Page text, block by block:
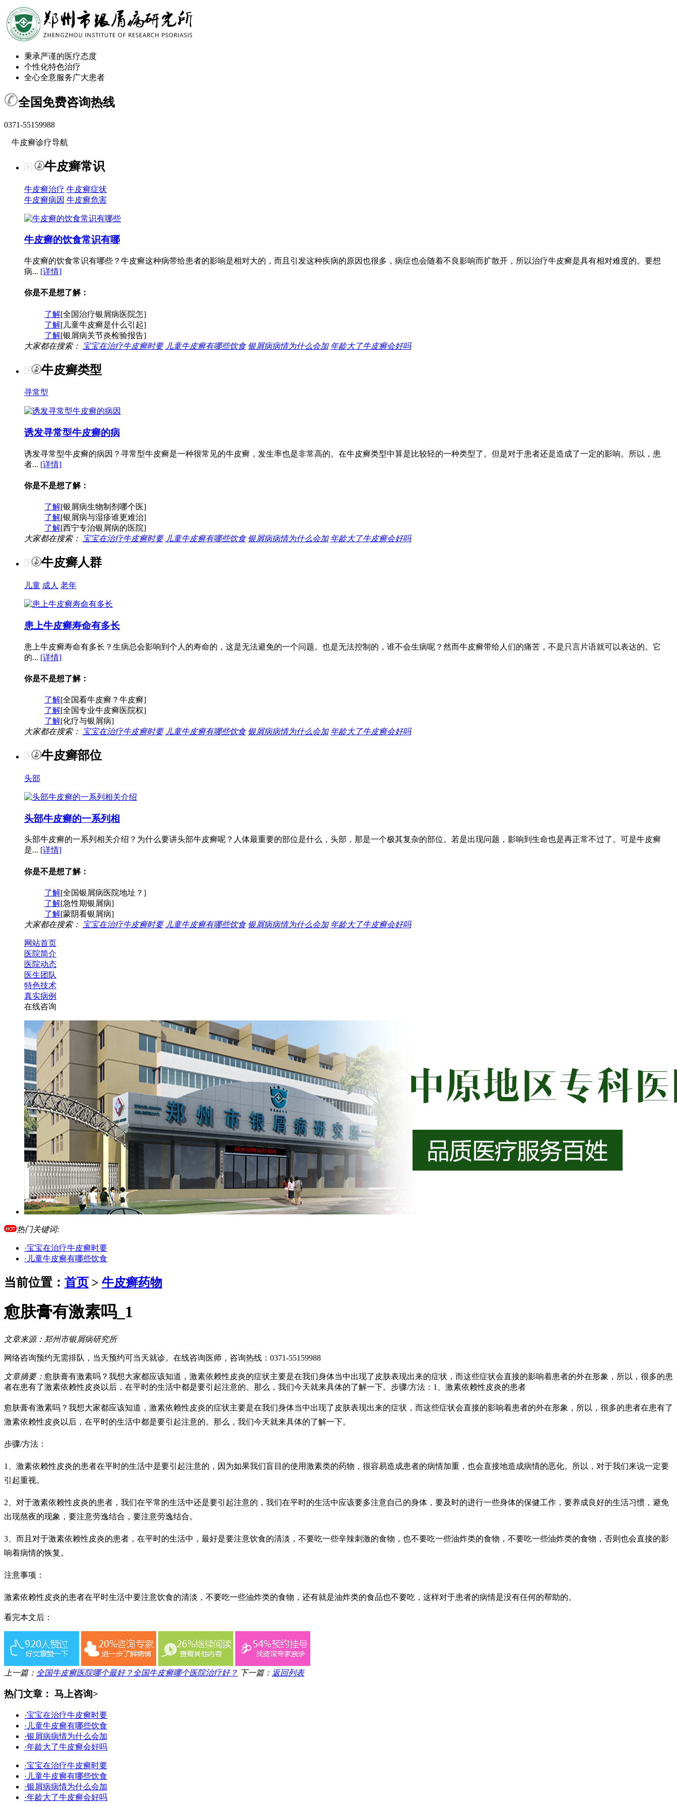
秉承严谨的医疗态度
个性化特色治疗
全心全意服务广大患者
全国免费咨询热线
0371-55159988
牛皮癣诊疗导航
牛皮癣常识
牛皮癣治疗 牛皮癣症状
牛皮癣病因 牛皮癣危害
牛皮癣的饮食常识有哪
牛皮癣的饮食常识有哪些？牛皮癣这种病带给患者的影响是相对大的，而且引发这种疾病的原因也很多，病症也会随着不良影响而扩散开，所以治疗牛皮癣是具有相对难度的。要想
病... [详情]
你是不是想了解：
了解[全国治疗银屑病医院怎]
了解[儿童牛皮癣是什么引起]
了解[银屑病关节炎检验报告]
大家都在搜索：
宝宝在治疗牛皮癣时要 儿童牛皮癣有哪些饮食 银屑病病情为什么会加 年龄大了牛皮癣会好吗
牛皮癣类型
寻常型
诱发寻常型牛皮癣的病
诱发寻常型牛皮癣的病因？寻常型牛皮癣是一种很常见的牛皮癣，发生率也是非常高的。在牛皮癣类型中算是比较轻的一种类型了。但是对于患者还是造成了一定的影响。所以，患
者... [详情]
你是不是想了解：
了解[银屑病生物制剂哪个医]
了解[银屑病与湿疹谁更难治]
了解[西宁专治银屑病的医院]
大家都在搜索：
宝宝在治疗牛皮癣时要 儿童牛皮癣有哪些饮食 银屑病病情为什么会加 年龄大了牛皮癣会好吗
牛皮癣人群
儿童 成人 老年
患上牛皮癣寿命有多长
患上牛皮癣寿命有多长？生病总会影响到个人的寿命的，这是无法避免的一个问题。也是无法控制的，谁不会生病呢？然而牛皮癣带给人们的痛苦，不是只言片语就可以表达的。它
的... [详情]
你是不是想了解：
了解[全国看牛皮癣？牛皮癣]
了解[全国专业牛皮癣医院权]
了解[化疗与银屑病]
大家都在搜索：
宝宝在治疗牛皮癣时要 儿童牛皮癣有哪些饮食 银屑病病情为什么会加 年龄大了牛皮癣会好吗
牛皮癣部位
头部
头部牛皮癣的一系列相
头部牛皮癣的一系列相关介绍？为什么要讲头部牛皮癣呢？人体最重要的部位是什么，头部，那是一个极其复杂的部位。若是出现问题，影响到生命也是再正常不过了。可是牛皮癣
是... [详情]
你是不是想了解：
了解[全国银屑病医院地址？]
了解[急性期银屑病]
了解[蒙阴看银屑病]
大家都在搜索：
宝宝在治疗牛皮癣时要 儿童牛皮癣有哪些饮食 银屑病病情为什么会加 年龄大了牛皮癣会好吗
网站首页
医院简介
医院动态
医生团队
特色技术
真实病例
在线咨询
热门关键词:
·宝宝在治疗牛皮癣时要
·儿童牛皮癣有哪些饮食
当前位置： 首页 > 牛皮癣药物
愈肤膏有激素吗_1
文章来源： 郑州市银屑病研究所
网络咨询预约无需排队，当天预约可当天就诊。 在线咨询医师 ，咨询热线： 0371-55159988
文章摘要： 愈肤膏有激素吗？我想大家都应该知道，激素依赖性皮炎的症状主要是在我们身体当中出现了皮肤表现出来的症状，而这些症状会直接的影响着患者的外在形象，所以，很多的患
者在患有了激素依赖性皮炎以后，在平时的生活中都是要引起注意的。那么，我们今天就来具体的了解一下。步骤/方法：1、激素依赖性皮炎的患者
愈肤膏有激素吗？我想大家都应该知道，激素依赖性皮炎的症状主要是在我们身体当中出现了皮肤表现出来的症状，而这些症状会直接的影响着患者的外在形象，所以，很多的患者在患有了
激素依赖性皮炎以后，在平时的生活中都是要引起注意的。那么，我们今天就来具体的了解一下。
步骤/方法：
1、激素依赖性皮炎的患者在平时的生活中是要引起注意的，因为如果我们盲目的使用激素类的药物，很容易造成患者的病情加重，也会直接地造成病情的恶化。所以，对于我们来说一定要
引起重视。
2、对于激素依赖性皮炎的患者，我们在平常的生活中还是要引起注意的，我们在平时的生活中应该要多注意自己的身体，要及时的进行一些身体的保健工作，要养成良好的生活习惯，避免
出现熬夜的现象，要注意劳逸结合，要注意劳逸结合。
3、而且对于激素依赖性皮炎的患者，在平时的生活中，最好是要注意饮食的清淡，不要吃一些辛辣刺激的食物，也不要吃一些油炸类的食物，不要吃一些油炸类的食物，否则也会直接的影
响着病情的恢复。
注意事项：
激素依赖性皮炎的患者在平时生活中要注意饮食的清淡，不要吃一些油炸类的食物，还有就是油炸类的食品也不要吃，这样对于患者的病情是没有任何的帮助的。
看完本文后：
上一篇： 全国牛皮癣医院哪个最好？全国牛皮癣哪个医院治疗好？ 下一篇： 返回列表
热门文章： 马上咨询>
·宝宝在治疗牛皮癣时要
·儿童牛皮癣有哪些饮食
·银屑病病情为什么会加
·年龄大了牛皮癣会好吗
·宝宝在治疗牛皮癣时要
·儿童牛皮癣有哪些饮食
·银屑病病情为什么会加
·年龄大了牛皮癣会好吗